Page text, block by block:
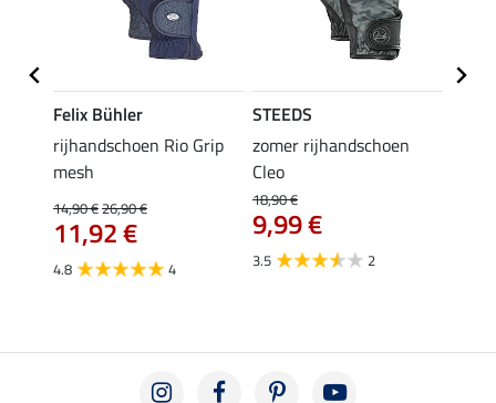
Felix Bühler
rijhandschoen Rio Grip
mesh
14,90 €26,90 €
11,92 €
4.8 4
STEEDS
zomer rijhandschoen
Cleo
18,90 €
9,99 €
3.5 2